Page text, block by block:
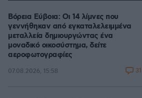
Βόρεια Εύβοια: Οι 14 λίμνες που
γεννήθηκαν από εγκαταλελειμμένα
μεταλλεία δημιουργώντας ένα
μοναδικό οικοσύστημα, δείτε
αεροφωτογραφίες
07.08.2026, 15:58 31